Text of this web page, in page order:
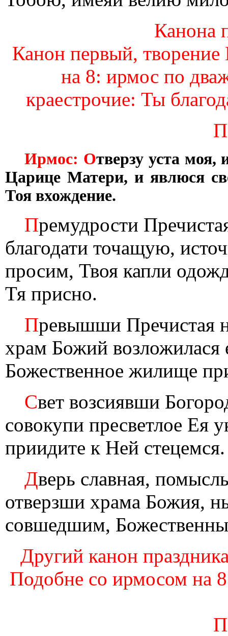
Канона
Канон первый,
на 8: ирмос по
краестрочие: Ты
Ирмос: Отверзу уста моя,
Царице Матери, и явлюся
Тоя вхождение.
Премудрости
благодати точащую,
просим, Твоя капли
Тя присно.
Превышши Пречистая
храм Божий возложилася
Божественное жилище
Свет возсиявши
совокупи пресветлое Ея
приидите к Ней стецемся.
Дверь славная,
отверзши храма Божия,
совшедшим,
Другий канон
Подобне со ирмосом на